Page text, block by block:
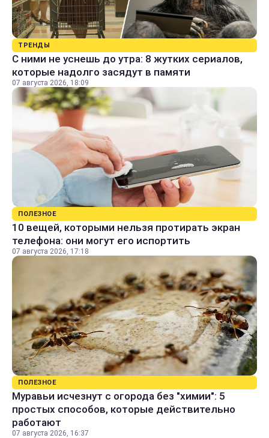
ТРЕНДЫ
С ними не уснешь до утра: 8 жутких сериалов,
которые надолго засядут в памяти
07 августа 2026, 18:09
ПОЛЕЗНОЕ
10 вещей, которыми нельзя протирать экран
телефона: они могут его испортить
07 августа 2026, 17:18
ПОЛЕЗНОЕ
Муравьи исчезнут с огорода без "химии": 5
простых способов, которые действительно
работают
07 августа 2026, 16:37